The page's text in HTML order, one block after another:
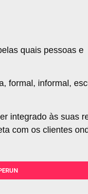
quais pessoas e
formal, informal,
integrado às suas
com os clientes